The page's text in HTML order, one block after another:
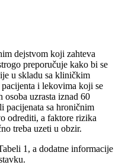
dejstvom koji zahteva
preporučuje kako bi se
u skladu sa kliničkim
i lekovima koji se
uzrasta iznad 60
pacijenata sa hroničnim
odrediti, a faktore rizika
treba uzeti u obzir.
1, a dodatne informacije